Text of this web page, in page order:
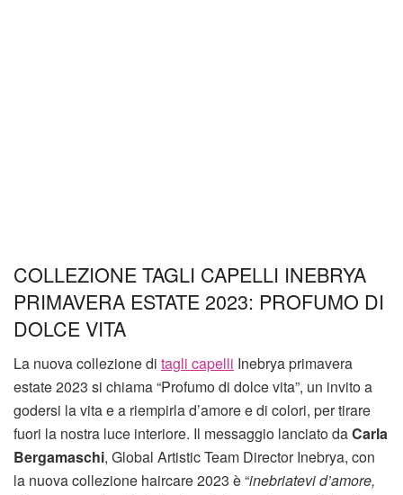
COLLEZIONE TAGLI CAPELLI INEBRYA
PRIMAVERA ESTATE 2023: PROFUMO DI
DOLCE VITA
La nuova collezione di tagli capelli Inebrya primavera
estate 2023 si chiama “Profumo di dolce vita”, un invito a
godersi la vita e a riempirla d’amore e di colori, per tirare
fuori la nostra luce interiore. Il messaggio lanciato daCarla
Bergamaschi, Global Artistic Team Director Inebrya, con
la nuova collezione haircare 2023 è “inebriatevi d’amore,